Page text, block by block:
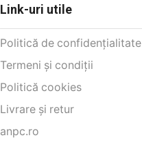
Link-uri utile
Politică de confidențialitate
Termeni și condiții
Politică cookies
Livrare și retur
anpc.ro